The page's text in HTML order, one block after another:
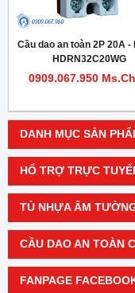
DANH MỤC SẢN
HỔ TRỢ TRỰC
TỦ NHỰA ÂM
CẦU DAO AN TOÀN
FANPAGE
Cầu dao an toàn 2P 20A -
HDRN32C20WG
0909.067.950